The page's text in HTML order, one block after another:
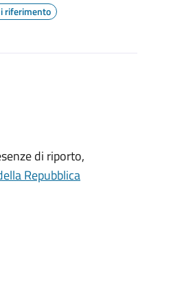
riferimento
di riporto,
Repubblica